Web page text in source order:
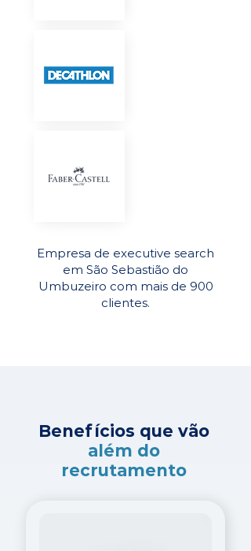
Empresa de executive search
em São Sebastião do
Umbuzeiro com mais de 900
clientes.
Benefícios que vão
além do
recrutamento